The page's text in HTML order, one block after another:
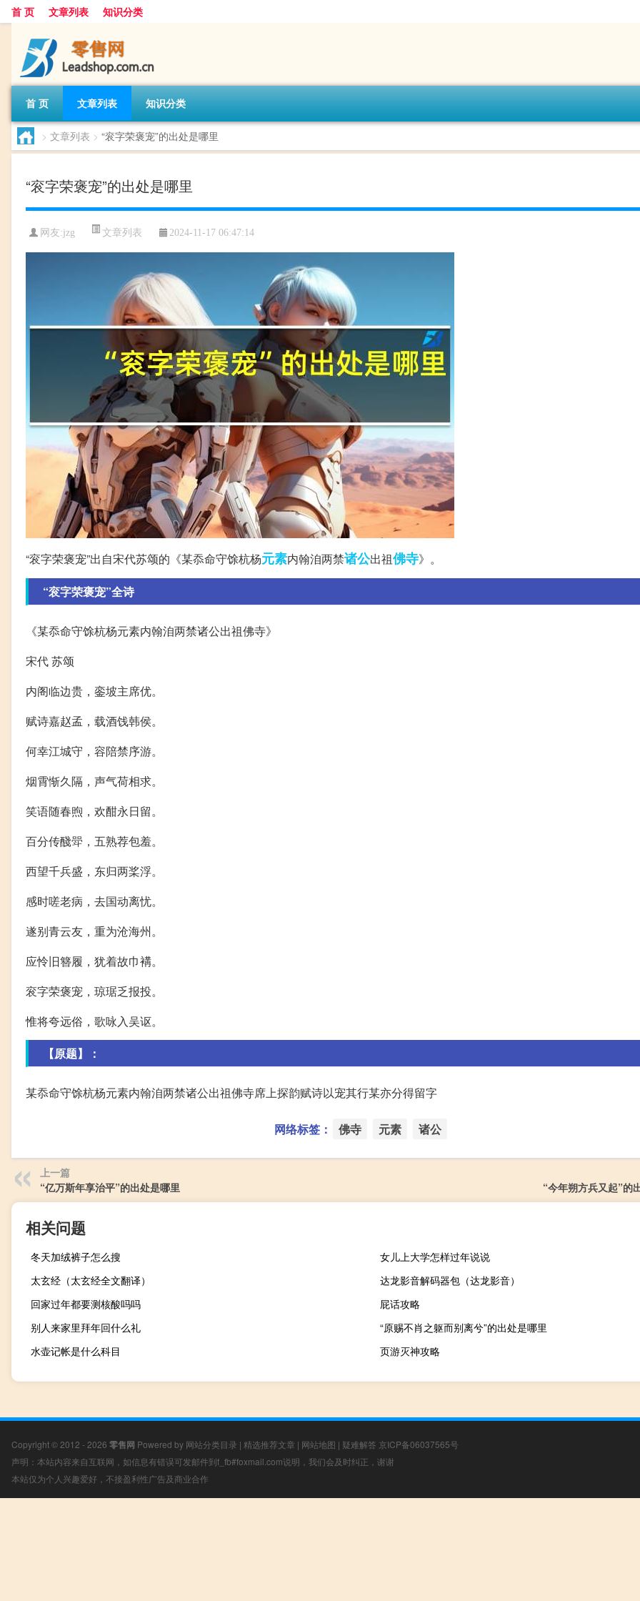
首 页 文章列表 知识分类
首 页 文章列表 知识分类
> 文章列表 > “衮字荣褒宠”的出处是哪里
“衮字荣褒宠”的出处是哪里
网友:jzg 文章列表 2024-11-17 06:47:14
“衮字荣褒宠”出自宋代苏颂的《某忝命守馀杭杨元素内翰洎两禁诸公出祖佛寺》。
“衮字荣褒宠”全诗
《某忝命守馀杭杨元素内翰洎两禁诸公出祖佛寺》
宋代 苏颂
内阁临边贵，銮坡主席优。
赋诗嘉赵孟，载酒饯韩侯。
何幸江城守，容陪禁序游。
烟霄惭久隔，声气荷相求。
笑语随春煦，欢酣永日留。
百分传醆斝，五熟荐包羞。
西望千兵盛，东归两桨浮。
感时嗟老病，去国动离忧。
遂别青云友，重为沧海州。
应怜旧簪履，犹着故巾褠。
衮字荣褒宠，琼琚乏报投。
惟将夸远俗，歌咏入吴讴。
【原题】：
某忝命守馀杭杨元素内翰洎两禁诸公出祖佛寺席上探韵赋诗以宠其行某亦分得留字
网络标签： 佛寺 元素 诸公
上一篇
“亿万斯年享治平”的出处是哪里
“今年朔方兵又起”的
相关问题
冬天加绒裤子怎么搜
女儿上大学怎样过年说说
太玄经（太玄经全文翻译）
达龙影音解码器包（达龙影音）
回家过年都要测核酸吗吗
屁话攻略
别人来家里拜年回什么礼
“原赐不肖之躯而别离兮”的出处是哪里
水壶记帐是什么科目
页游灭神攻略
Copyright © 2012 - 2026 零售网 Powered by 网站分类目录 | 精选推荐文章 | 网站地图 | 疑难解答 京ICP备06037565号
声明：本站内容来自互联网，如信息有错误可发邮件到f_fb#foxmail.com说明，我们会及时纠正，谢谢
本站仅为个人兴趣爱好，不接盈利性广告及商业合作